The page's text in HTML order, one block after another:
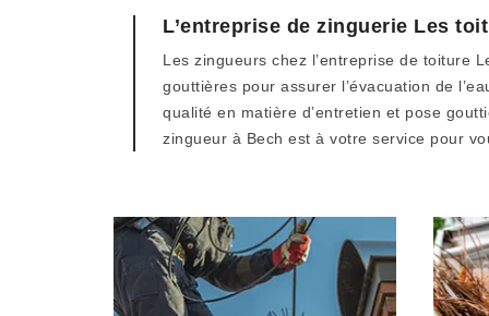
L’entreprise de zinguerie Les
Les zingueurs chez l’entreprise de toiture
gouttières pour assurer l’évacuation de
qualité en matière d’entretien et pose
zingueur à Bech est à votre service pour